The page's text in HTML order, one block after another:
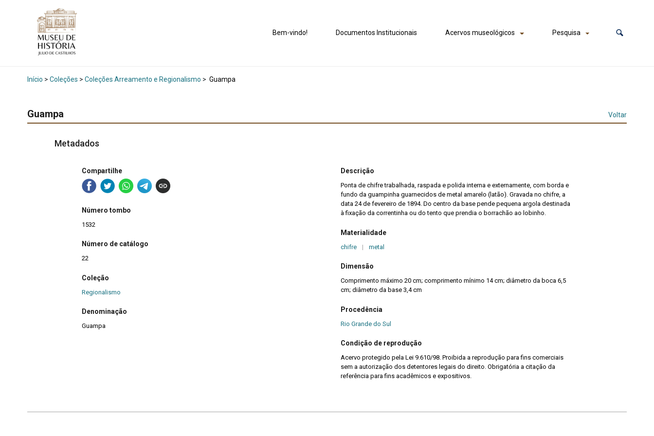
Bem-vindo! Documentos Institucionais Acervos museológicos Pesquisa
Início > Coleções > Coleções Arreamento e Regionalismo > Guampa
Guampa Voltar
Metadados
Compartilhe
Número tombo
1532
Número de catálogo
22
Coleção
Regionalismo
Denominação
Guampa
Descrição
Ponta de chifre trabalhada, raspada e polida interna e externamente, com borda e
fundo da guampinha guarnecidos de metal amarelo (latão). Gravada no chifre, a
data 24 de fevereiro de 1894. Do centro da base pende pequena argola destinada
à fixação da correntinha ou do tento que prendia o borrachão ao lobinho.
Materialidade
chifre | metal
Dimensão
Comprimento máximo 20 cm; comprimento mínimo 14 cm; diâmetro da boca 6,5
cm; diâmetro da base 3,4 cm
Procedência
Rio Grande do Sul
Condição de reprodução
Acervo protegido pela Lei 9.610/98. Proibida a reprodução para fins comerciais
sem a autorização dos detentores legais do direito. Obrigatória a citação da
referência para fins acadêmicos e expositivos.